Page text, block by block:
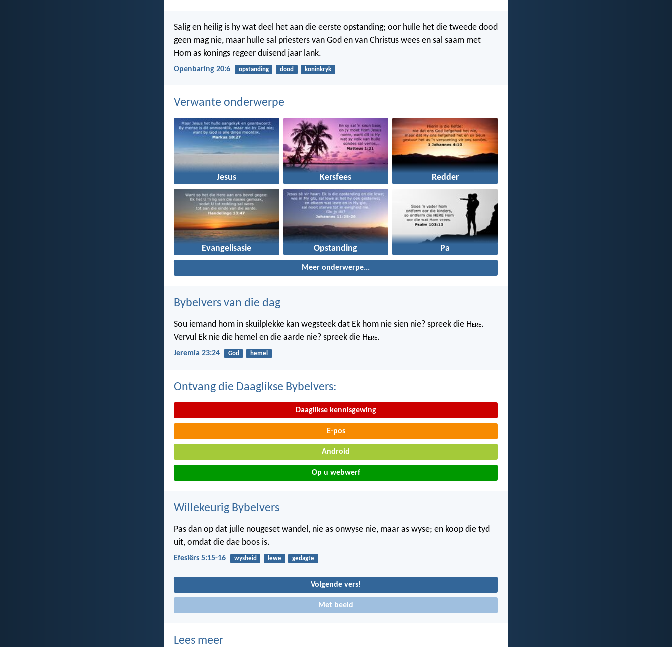
Salig en heilig is hy wat deel het aan die eerste opstanding; oor hulle het die tweede dood
geen mag nie, maar hulle sal priesters van God en van Christus wees en sal saam met
Hom as konings regeer duisend jaar lank.
Openbaring 20:6 opstanding dood koninkryk
Verwante onderwerpe
Jesus Kersfees Redder
Evangelisasie Opstanding Pa
Meer onderwerpe...
Bybelvers van die dag
Sou iemand hom in skuilplekke kan wegsteek dat Ek hom nie sien nie? spreek die Here.
Vervul Ek nie die hemel en die aarde nie? spreek die Here.
Jeremia 23:24 God hemel
Ontvang die Daaglikse Bybelvers:
Daaglikse kennisgewing
E-pos
Android
Op u webwerf
Willekeurig Bybelvers
Pas dan op dat julle nougeset wandel, nie as onwyse nie, maar as wyse; en koop die tyd
uit, omdat die dae boos is.
Efesiërs 5:15-16 wysheid lewe gedagte
Volgende vers!
Met beeld
Lees meer